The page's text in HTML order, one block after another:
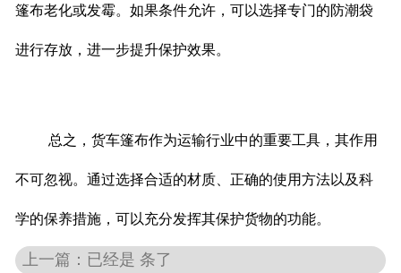
篷布老化或发霉。如果条件允许，可以选择专门的防潮袋
进行存放，进一步提升保护效果。
总之，货车篷布作为运输行业中的重要工具，其作用
不可忽视。通过选择合适的材质、正确的使用方法以及科
学的保养措施，可以充分发挥其保护货物的功能。
上一篇：已经是 条了